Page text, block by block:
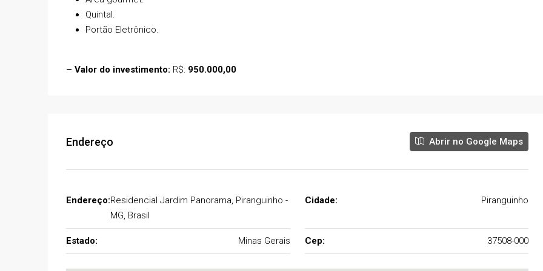
Quintal.
Portão Eletrônico.
– Valor do investimento: R$: 950.000,00
Endereço Abrir no Google Maps
Endereço:Residencial Jardim Panorama, Piranguinho -
MG, Brasil
Cidade: Piranguinho
Estado: Minas Gerais Cep: 37508-000